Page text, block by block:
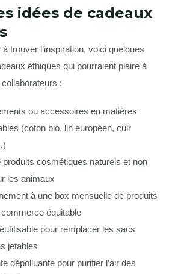
idées de cadeaux
trouver l’inspiration, voici quelques
éthiques qui pourraient plaire à
:
ou accessoires en matières
(coton bio, lin européen, cuir
produits cosmétiques naturels et non
les animaux
à une box mensuelle de produits
équitable
pour remplacer les sacs
jetables
dépolluante pour purifier l’air des